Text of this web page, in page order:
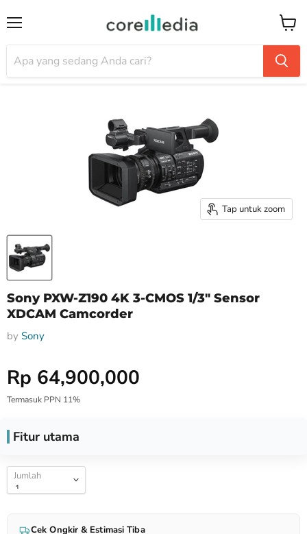
Tap untuk zoom
Sony PXW-Z190 4K 3-CMOS 1/3" Sensor
XDCAM Camcorder
by Sony
Harga Special
Rp 64,900,000
Termasuk PPN 11%
Fitur utama
Jumlah
Cek Ongkir & Estimasi Tiba